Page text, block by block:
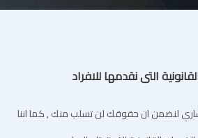
التى نقدمها للافراد
لنضمن ان حقوقك لن تسلب منك , كما اننا